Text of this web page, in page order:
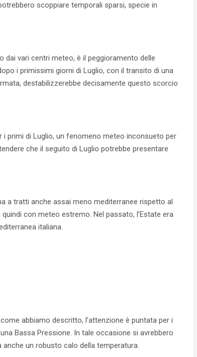
scoppiare temporali sparsi, specie in
vari centri meteo, è il peggioramento delle
i primissimi giorni di Luglio, con il transito di una
destabilizzerebbe decisamente questo scorcio
i primi di Luglio, un fenomeno meteo inconsueto per
che il seguito di Luglio potrebbe presentare
a tratti anche assai meno mediterranee rispetto al
con meteo estremo. Nel passato, l’Estate era
italiana.
abbiamo descritto, l’attenzione è puntata per i
Bassa Pressione. In tale occasione si avrebbero
un robusto calo della temperatura.